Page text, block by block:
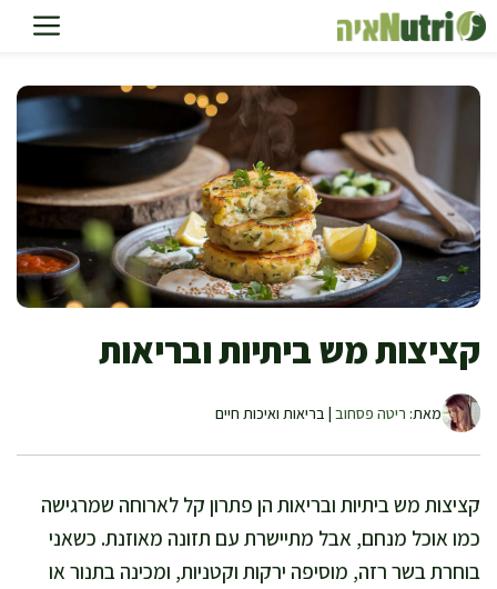
לדלג
לתוכן
קציצות מש ביתיות ובריאות
מאת: ריטה פסחוב | בריאות ואיכות חיים
קציצות מש ביתיות ובריאות הן פתרון קל לארוחה שמרגישה
כמו אוכל מנחם, אבל מתיישרת עם תזונה מאוזנת. כשאני
בוחרת בשר רזה, מוסיפה ירקות וקטניות, ומכינה בתנור או